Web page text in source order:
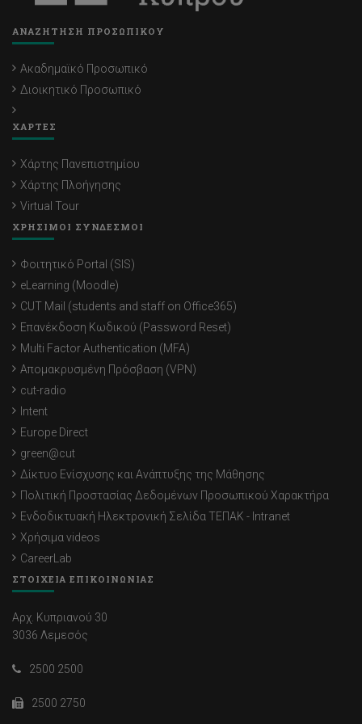
ΑΝΑΖΗΤΗΣΗ ΠΡΟΣΩΠΙΚΟΥ
Ακαδημαϊκό Προσωπικό
Διοικητικό Προσωπικό
ΧΑΡΤΕΣ
Χάρτης Πανεπιστημίου
Χάρτης Πλοήγησης
Virtual Tour
ΧΡΗΣΙΜΟΙ ΣΥΝΔΕΣΜΟΙ
Φοιτητικό Portal (SIS)
eLearning (Moodle)
CUT Mail (students and staff on Office365)
Επανέκδοση Κωδικού (Password Reset)
Multi Factor Authentication (MFA)
Απομακρυσμένη Πρόσβαση (VPN)
cut-radio
Intent
Europe Direct
green@cut
Δίκτυο Ενίσχυσης και Ανάπτυξης της Μάθησης
Πολιτική Προστασίας Δεδομένων Προσωπικού Χαρακτήρα
Ενδοδικτυακή Ηλεκτρονική Σελίδα ΤΕΠΑΚ - Intranet
Χρήσιμα videos
CareerLab
ΣΤΟΙΧΕΙΑ ΕΠΙΚΟΙΝΩΝΙΑΣ
Αρχ. Κυπριανού 30
3036 Λεμεσός
2500 2500
2500 2750